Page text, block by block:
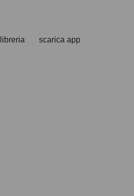
scarica app